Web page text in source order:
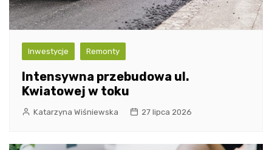
Inwestycje Remonty
Intensywna przebudowa ul.
Kwiatowej w toku
Katarzyna Wiśniewska 27 lipca 2026